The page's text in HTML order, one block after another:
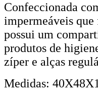
Confeccionada
impermeáveis
possui um
produtos de
zíper e alças
Medidas: